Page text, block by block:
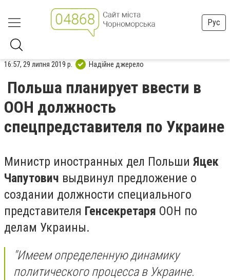
Рус
16:57, 29 липня 2019 р. Надійне джерело
Польша планирует ввести в
ООН должность
спецпредставителя по Украине
Министр иностранных дел Польши Яцек
Чапутович выдвинул предложение о
создании должности специального
представителя Генсекретаря ООН по
делам Украины.
"Имеем определенную динамику
политического процесса в Украине.